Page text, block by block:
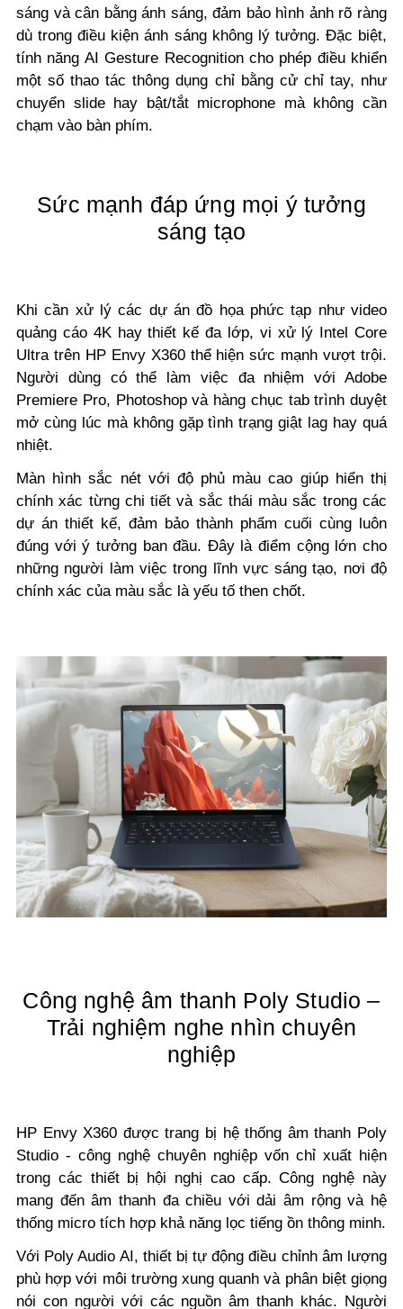
sáng và cân bằng ánh sáng, đảm bảo hình ảnh rõ ràng
dù trong điều kiện ánh sáng không lý tưởng. Đặc biệt,
tính năng AI Gesture Recognition cho phép điều khiển
một số thao tác thông dụng chỉ bằng cử chỉ tay, như
chuyển slide hay bật/tắt microphone mà không cần
chạm vào bàn phím.
Sức mạnh đáp ứng mọi ý tưởng
sáng tạo
Khi cần xử lý các dự án đồ họa phức tạp như video
quảng cáo 4K hay thiết kế đa lớp, vi xử lý Intel Core
Ultra trên HP Envy X360 thể hiện sức mạnh vượt trội.
Người dùng có thể làm việc đa nhiệm với Adobe
Premiere Pro, Photoshop và hàng chục tab trình duyệt
mở cùng lúc mà không gặp tình trạng giật lag hay quá
nhiệt.
Màn hình sắc nét với độ phủ màu cao giúp hiển thị
chính xác từng chi tiết và sắc thái màu sắc trong các
dự án thiết kế, đảm bảo thành phẩm cuối cùng luôn
đúng với ý tưởng ban đầu. Đây là điểm cộng lớn cho
những người làm việc trong lĩnh vực sáng tạo, nơi độ
chính xác của màu sắc là yếu tố then chốt.
Công nghệ âm thanh Poly Studio –
Trải nghiệm nghe nhìn chuyên
nghiệp
HP Envy X360 được trang bị hệ thống âm thanh Poly
Studio - công nghệ chuyên nghiệp vốn chỉ xuất hiện
trong các thiết bị hội nghị cao cấp. Công nghệ này
mang đến âm thanh đa chiều với dải âm rộng và hệ
thống micro tích hợp khả năng lọc tiếng ồn thông minh.
Với Poly Audio AI, thiết bị tự động điều chỉnh âm lượng
phù hợp với môi trường xung quanh và phân biệt giọng
nói con người với các nguồn âm thanh khác. Người